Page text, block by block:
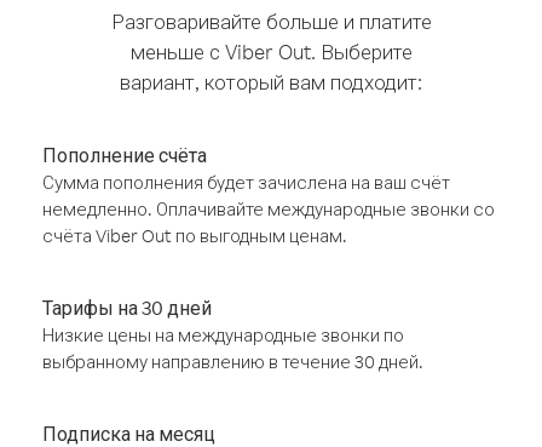
Разговаривайте больше и платите
меньше с Viber Out. Выберите
вариант, который вам подходит:
Пополнение счёта
Сумма пополнения будет зачислена на ваш счёт
немедленно. Оплачивайте международные звонки со
счёта Viber Out по выгодным ценам.
Тарифы на 30 дней
Низкие цены на международные звонки по
выбранному направлению в течение 30 дней.
Подписка на месяц